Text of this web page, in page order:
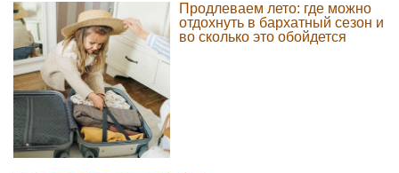
Продлеваем лето: где можно
отдохнуть в бархатный сезон и
во сколько это обойдется